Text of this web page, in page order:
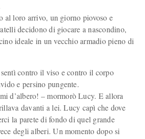
al loro arrivo, un giorno piovoso e
decidono di giocare a nascondino,
ideale in un vecchio armadio pieno di
contro il viso e contro il corpo
e persino pungente.
d’albero! – mormorò Lucy. E allora
davanti a lei. Lucy capì che dove
la parete di fondo di quel grande
degli alberi. Un momento dopo si